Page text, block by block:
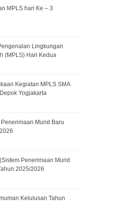
MPLS hari Ke – 3
Lingkungan
(MPLS) Hari Kedua
Kegiatan MPLS SMA
Yogjakarta
Murid Baru
Penerimaan Murid
2025/2026
Kelulusan Tahun